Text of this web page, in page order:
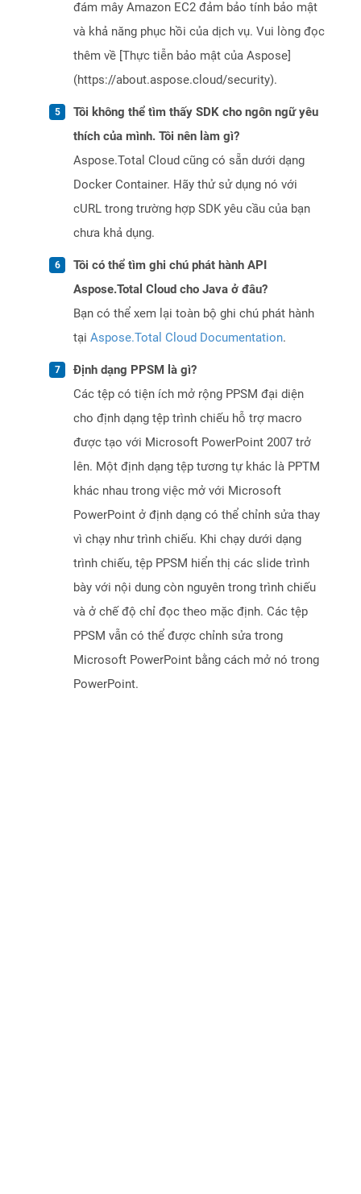
đám mây Amazon EC2 đảm bảo tính bảo mật
và khả năng phục hồi của dịch vụ. Vui lòng đọc
thêm về [Thực tiễn bảo mật của Aspose]
(https://about.aspose.cloud/security).
Tôi không thể tìm thấy SDK cho ngôn ngữ yêu
thích của mình. Tôi nên làm gì?
Aspose.Total Cloud cũng có sẵn dưới dạng
Docker Container. Hãy thử sử dụng nó với
cURL trong trường hợp SDK yêu cầu của bạn
chưa khả dụng.
Tôi có thể tìm ghi chú phát hành API
Aspose.Total Cloud cho Java ở đâu?
Bạn có thể xem lại toàn bộ ghi chú phát hành
tại Aspose.Total Cloud Documentation.
Định dạng PPSM là gì?
Các tệp có tiện ích mở rộng PPSM đại diện
cho định dạng tệp trình chiếu hỗ trợ macro
được tạo với Microsoft PowerPoint 2007 trở
lên. Một định dạng tệp tương tự khác là PPTM
khác nhau trong việc mở với Microsoft
PowerPoint ở định dạng có thể chỉnh sửa thay
vì chạy như trình chiếu. Khi chạy dưới dạng
trình chiếu, tệp PPSM hiển thị các slide trình
bày với nội dung còn nguyên trong trình chiếu
và ở chế độ chỉ đọc theo mặc định. Các tệp
PPSM vẫn có thể được chỉnh sửa trong
Microsoft PowerPoint bằng cách mở nó trong
PowerPoint.